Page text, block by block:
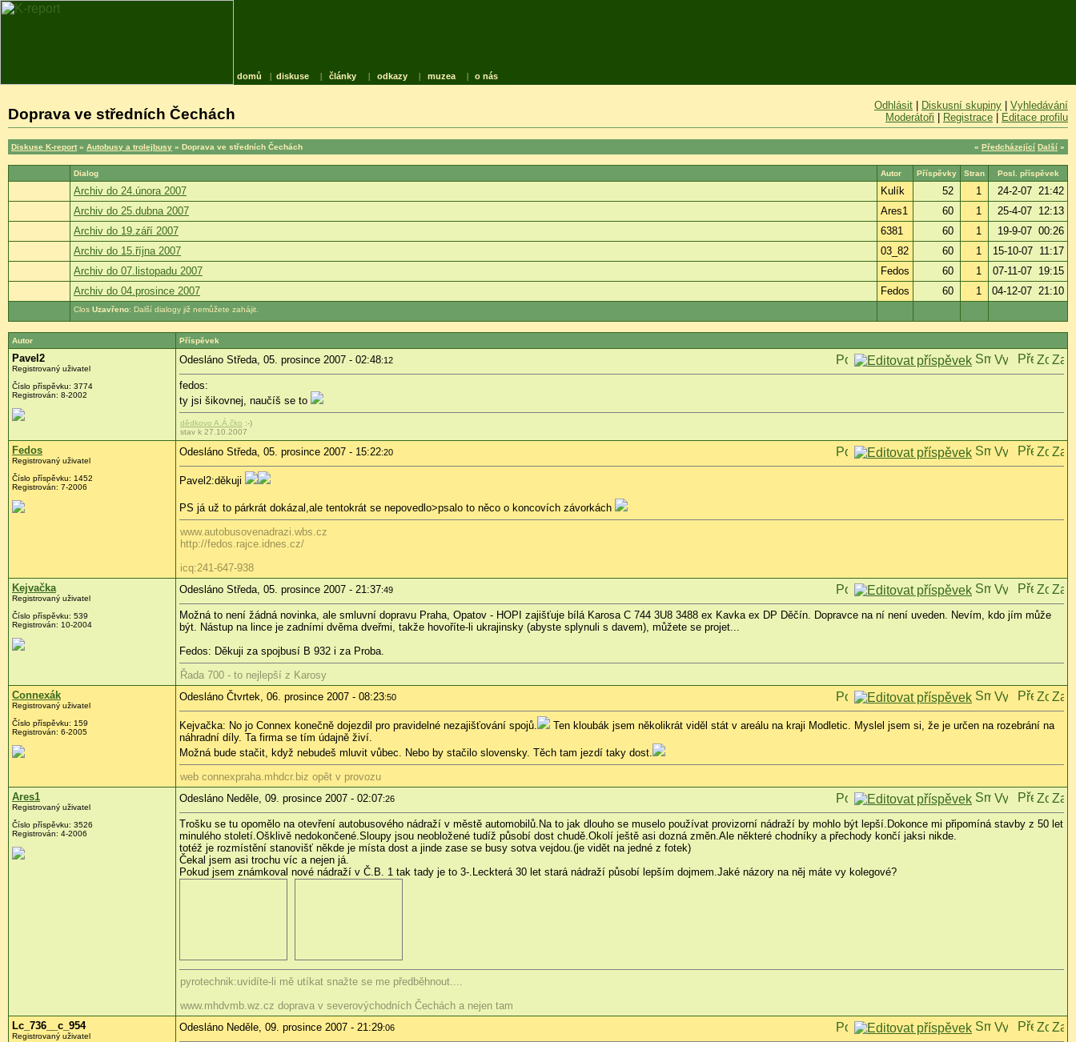
domů | diskuse | články | odkazy | muzea | o nás
Doprava ve středních Čechách
Odhlásit Diskusní skupiny
Vyhledávání
Moderátoři
Registrace Editace profilu
Diskuse K-report » Autobusy a trolejbusy » Doprava ve středních Čechách « Předcházející Další »
Dialog Autor Příspěvky Stran Posl. příspěvek
Archiv do 24.února 2007 Kulík 52 1
24-2-07 21:42
Archiv do 25.dubna 2007
Ares1 60 1
25-4-07 12:13
Archiv do 19.září 2007
6381 60 1
19-9-07 00:26
Archiv do 15.října 2007
03_82 60 1
15-10-07 11:17
Archiv do 07.listopadu 2007
Fedos 60 1
07-11-07 19:15
Archiv do 04.prosince 2007
Fedos 60 1 04-12-07 21:10
Uzavřeno: Další dialogy již nemůžete zahájit.
Autor Příspěvek
Pavel2
Registrovaný uživatel
Číslo příspěvku: 3774
Registrován: 8-2002
Odesláno Středa, 05. prosince 2007 - 02:48:12
fedos:
ty jsi šikovnej, naučíš se to
dědkovo A.Á.čko :-)
stav k 27.10.2007
Fedos
Registrovaný uživatel
Číslo příspěvku: 1452
Registrován: 7-2006
Odesláno Středa, 05. prosince 2007 - 15:22:20
Pavel2:děkuji
PS já už to párkrát dokázal,ale tentokrát se nepovedlo>psalo to něco o koncovích závorkách
www.autobusovenadrazi.wbs.cz
http://fedos.rajce.idnes.cz/
icq:241-647-938
Kejvačka
Registrovaný uživatel
Číslo příspěvku: 539
Registrován: 10-2004
Odesláno Středa, 05. prosince 2007 - 21:37:49
Možná to není žádná novinka, ale smluvní dopravu Praha, Opatov - HOPI zajišťuje bílá Karosa C 744 3U8 3488 ex Kavka ex DP Děčín. Dopravce na ní není uveden. Nevím, kdo jím může
být. Nástup na lince je zadními dvěma dveřmi, takže hovoříte-li ukrajinsky (abyste splynuli s davem), můžete se projet...
Fedos: Děkuji za spojbusí B 932 i za Proba.
Řada 700 - to nejlepší z Karosy
Connexák
Registrovaný uživatel
Číslo příspěvku: 159
Registrován: 6-2005
Odesláno Čtvrtek, 06. prosince 2007 - 08:23:50
Kejvačka: No jo Connex konečně dojezdil pro pravidelné nezajišťování spojů.
Ten kloubák jsem několikrát viděl stát v areálu na kraji Modletic. Myslel jsem si, že je určen na rozebrání na
náhradní díly. Ta firma se tím údajně živí.
Možná bude stačit, když nebudeš mluvit vůbec. Nebo by stačilo slovensky. Těch tam jezdí taky dost.
web connexpraha.mhdcr.biz opět v provozu
Ares1
Registrovaný uživatel
Číslo příspěvku: 3526
Registrován: 4-2006
Odesláno Neděle, 09. prosince 2007 - 02:07:26
Trošku se tu opomělo na otevření autobusového nádraží v městě automobilů.Na to jak dlouho se muselo používat provizorní nádraží by mohlo být lepší.Dokonce mi připomíná stavby z 50 let
minulého století.Ošklivě nedokončené.Sloupy jsou neobložené tudíž působí dost chudě.Okolí ještě asi dozná změn.Ale některé chodníky a přechody končí jaksi nikde.
totéž je rozmístění stanovišť někde je místa dost a jinde zase se busy sotva vejdou.(je vidět na jedné z fotek)
Čekal jsem asi trochu víc a nejen já.
Pokud jsem známkoval nové nádraží v Č.B. 1 tak tady je to 3-.Leckterá 30 let stará nádraží působí lepším dojmem.Jaké názory na něj máte vy kolegové?
pyrotechnik:uvidíte-li mě utíkat snažte se me předběhnout....
www.mhdvmb.wz.cz doprava v severovýchodních Čechách a nejen tam
Lc_736__c_954
Registrovaný uživatel
Odesláno Neděle, 09. prosince 2007 - 21:29:06